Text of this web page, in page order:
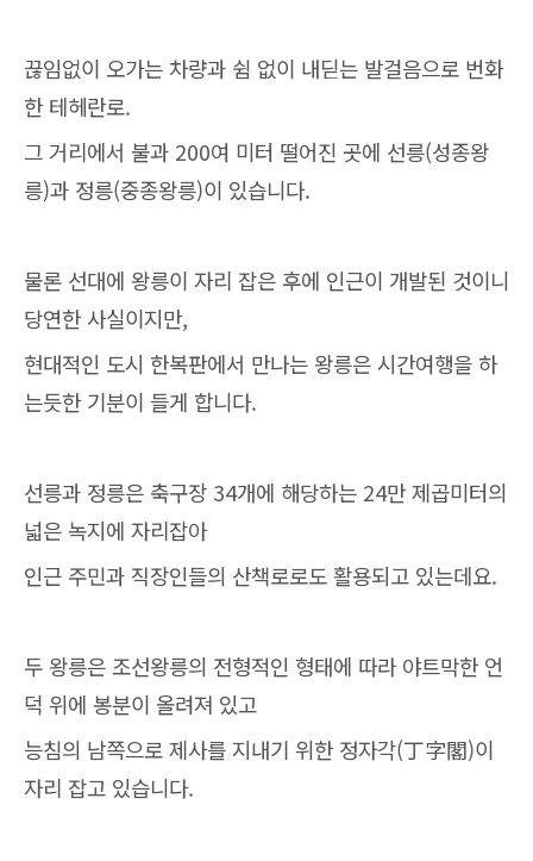
끊임없이 오가는 차량과 쉼 없이 내딛는 발걸음으로 번화
한 테헤란로.
그 거리에서 불과 200여 미터 떨어진 곳에 선릉(성종왕
릉)과 정릉(중종왕릉)이 있습니다.
물론 선대에 왕릉이 자리 잡은 후에 인근이 개발된 것이니
당연한 사실이지만,
현대적인 도시 한복판에서 만나는 왕릉은 시간여행을 하
는듯한 기분이 들게 합니다.
선릉과 정릉은 축구장 34개에 해당하는 24만 제곱미터의
넓은 녹지에 자리잡아
인근 주민과 직장인들의 산책로로도 활용되고 있는데요.
두 왕릉은 조선왕릉의 전형적인 형태에 따라 야트막한 언
덕 위에 봉분이 올려져 있고
능침의 남쪽으로 제사를 지내기 위한 정자각(丁字閣)이
자리 잡고 있습니다.